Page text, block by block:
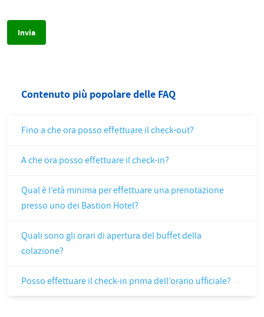
Contenuto più popolare delle FAQ
Fino a che ora posso effettuare il check-out?
A che ora posso effettuare il check-in?
Qual è l’età minima per effettuare una prenotazione
presso uno dei Bastion Hotel?
Quali sono gli orari di apertura del buffet della
colazione?
Posso effettuare il check-in prima dell’orario ufficiale?